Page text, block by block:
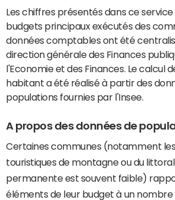
Les chiffres présentés dans ce
budgets principaux exécutés des
données comptables ont été
direction générale des Finances
l'Economie et des Finances. Le calcul
habitant a été réalisé à partir des
populations fournies par l'Insee.
A propos des données de
Certaines communes (notamment
touristiques de montagne ou du
permanente est souvent faible)
éléments de leur budget à un